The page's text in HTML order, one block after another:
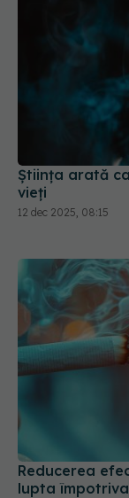
Știința arată
vieți
12 dec 2025, 08:15
Reducerea
lupta